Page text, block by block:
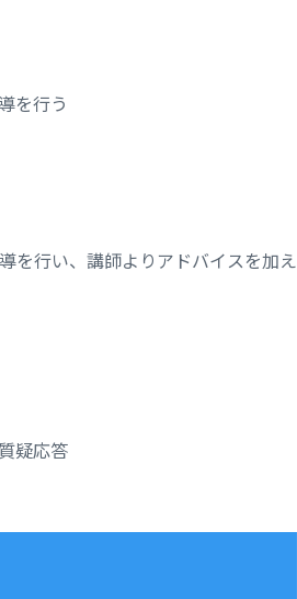
を行う
を行い、講師よりアドバイスを加え
疑応答